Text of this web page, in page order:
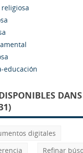
educación
DANS
digitales
Refinar